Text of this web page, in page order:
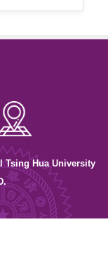
Tsing Hua University